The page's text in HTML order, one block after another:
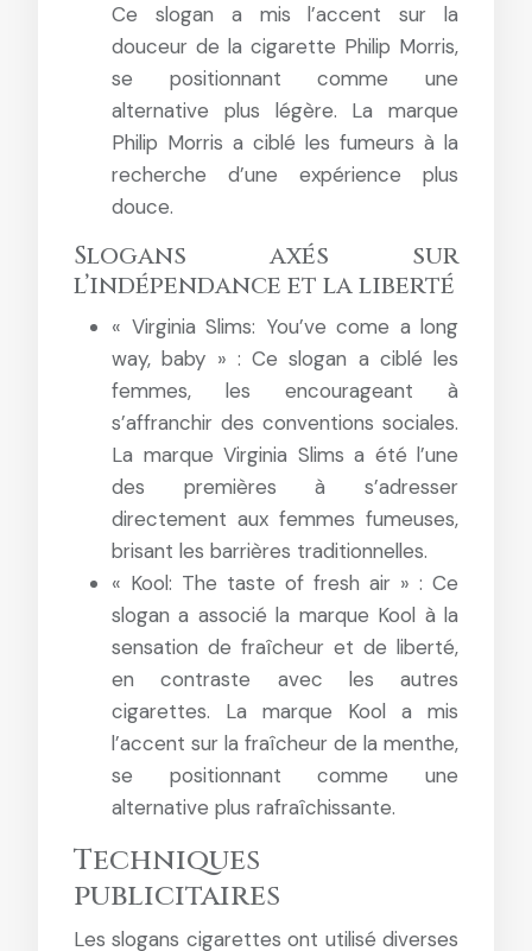
Ce slogan a mis l’accent sur la
douceur de la cigarette Philip Morris,
se positionnant comme une
alternative plus légère. La marque
Philip Morris a ciblé les fumeurs à la
recherche d’une expérience plus
douce.
Slogans axés sur
l’indépendance et la liberté
« Virginia Slims: You’ve come a long
way, baby » : Ce slogan a ciblé les
femmes, les encourageant à
s’affranchir des conventions sociales.
La marque Virginia Slims a été l’une
des premières à s’adresser
directement aux femmes fumeuses,
brisant les barrières traditionnelles.
« Kool: The taste of fresh air » : Ce
slogan a associé la marque Kool à la
sensation de fraîcheur et de liberté,
en contraste avec les autres
cigarettes. La marque Kool a mis
l’accent sur la fraîcheur de la menthe,
se positionnant comme une
alternative plus rafraîchissante.
Techniques
publicitaires
Les slogans cigarettes ont utilisé diverses